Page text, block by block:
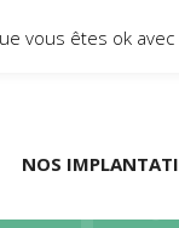
NOS
Blog
vous êtes ok